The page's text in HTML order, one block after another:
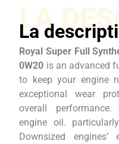
LA
La
Royal Super Full
0W20 is an advanced
to keep your engine
exceptional wear
overall
engine oil.
Downsized